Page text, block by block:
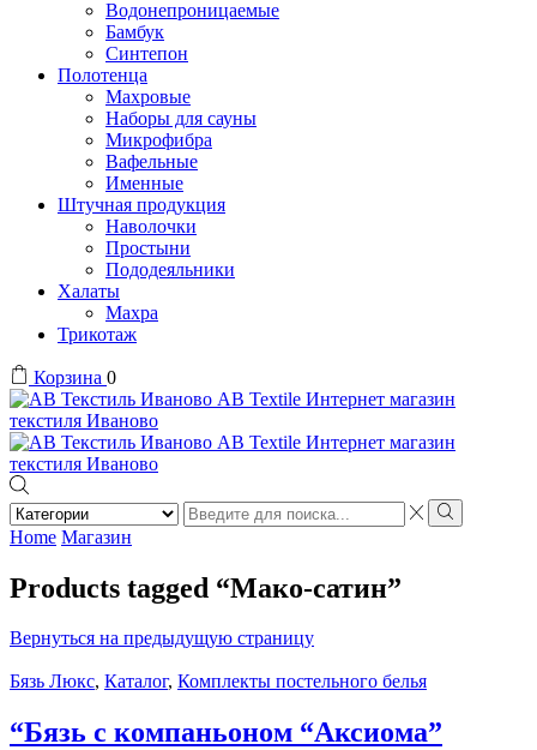
Водонепроницаемые
Бамбук
Синтепон
Полотенца
Махровые
Наборы для сауны
Микрофибра
Вафельные
Именные
Штучная продукция
Наволочки
Простыни
Пододеяльники
Халаты
Махра
Трикотаж
Корзина 0
Search
input
Search
Home Магазин
Products tagged “Мако-сатин”
Вернуться на предыдущую страницу
Бязь Люкс, Каталог, Комплекты постельного белья
“Бязь с компаньоном “Аксиома”